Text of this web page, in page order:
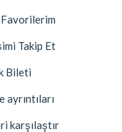
Favorilerim
Takip Et
Bileti
ayrıntıları
karşılaştır